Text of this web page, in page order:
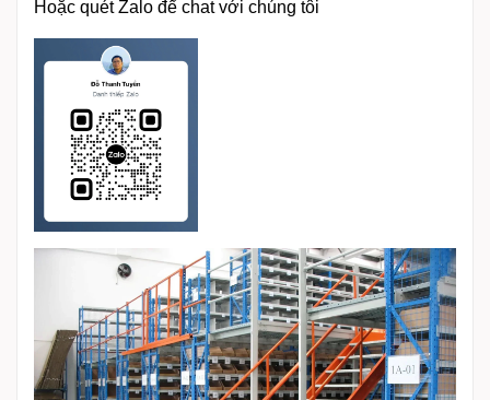
Hoặc quét Zalo để chat với chúng tôi